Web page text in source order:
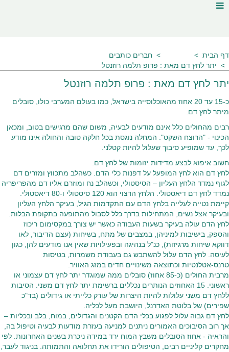
דף הבית
חברים כותבים
יתר לחץ דם מאת : פרופ תלמה רוזנטל
יתר לחץ דם מאת : פרופ תלמה רוזנטל
כ-15 עד 20 אחוז מהאוכלוסייה בישראל, כמו בעולם המערבי כולו, סובלים
מיתר לחץ דם.
רבים מהחולים כלל אינם מודעים לבעיה, משום שהם מרגישים בטוב, ומכאן
הכינוי - "הרוצח השקט". המחלה נוגסת בכל חלקה טובה והחולה אינו מודע
לכך, עד שמופיע סיבוך שעלול להיות קטלני.
חשוב איפוא לבצע מדידות יזומות של לחץ דם.
לחץ דם הוא לחץ המופעל על דפנות כלי הדם. כשהלב מתכווץ ומזרים דם
לגוף נמדד הלחץ העליון – הסיסטולי, וכשהלב נח ומוזרם אליו דם מהפריפריה
נמדד לחץ דם דיאסטולי. הלחץ הרצוי הוא 120 סיסטולי ו-80 דיאסטולי.
קיימת נטייה לעלייה בלחץ הדם עם התקדמות הגיל, בעיקר הלחץ העליון
ובעיקר אצל נשים, המתחילות בדרך כלל לסבול מהתופעה בתקופת הבלות.
לחץ הדם עולה בעיקר בשעות העבודה כאשר יש צורך במקסימום ריכוז
והספק, בישיבות למיניהן, במצבים של מתח, בשיחות (עצם הדיבור, לאו
דווקא שיחות מרגיזות), כנ"ל בנהיגה ובפעילויות שאין אנו מודעים להן, כגון
לעיסה. לחץ הדם עלול להשתבש גם בעבודת משמרות, בטיסות
טרנס-אטלנטיות וכתוצאה משינויים חדים במזג האוויר.
מרבית החולים (כ-85 אחוז) סובלים ממה שמוגדר יתר לחץ דם עצמוני או
ראשוני. 15 האחוזים הנותרים נכללים ברשימת יתר לחץ דם משני. הסיבות
ללחץ דם משני עלולות להיות היצרות של עורק כלייתי או גידולים (בד"כ
שפירים) של בלוטת האדרנל, היושבת מעל לכליה.
לחץ דם גבוה עלול לפגוע בכלי הדם הקטנים והגדולים, במוח, בלב ובכליות –
אך רוב הסיבוכים האמורים ניתנים למניעה בעזרת מודעות לבעיה וטיפול בה,
והראיה - אחוז הסובלים משבץ המוח ירד במידה ניכרת בשנים האחרונות. לפי
מחקרים קליניים רבים, הטיפולים הורידו את תחלואה והתמותה. בניגוד לעבר,